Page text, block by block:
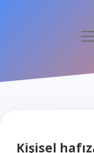
Kişisel